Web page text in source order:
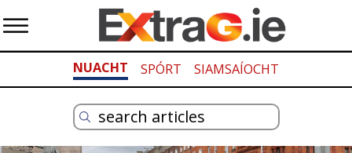
NUACHT SPÓRT SIAMSAÍOCHT